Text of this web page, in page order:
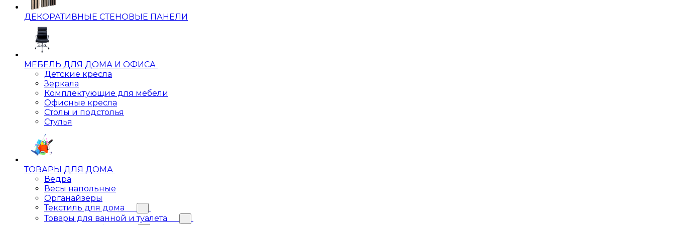
ДЕКОРАТИВНЫЕ СТЕНОВЫЕ ПАНЕЛИ
МЕБЕЛЬ ДЛЯ ДОМА И ОФИСА
Детские кресла
Зеркала
Комплектующие для мебели
Офисные кресла
Столы и подстолья
Стулья
ТОВАРЫ ДЛЯ ДОМА
Ведра
Весы напольные
Органайзеры
Текстиль для дома
Товары для ванной и туалета